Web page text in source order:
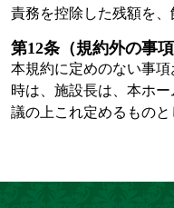
責務を控除した残額を、
第12条（規約外の事項
本規約に定めのない事
時は、施設長は、本ホ
議の上これ定めるものと